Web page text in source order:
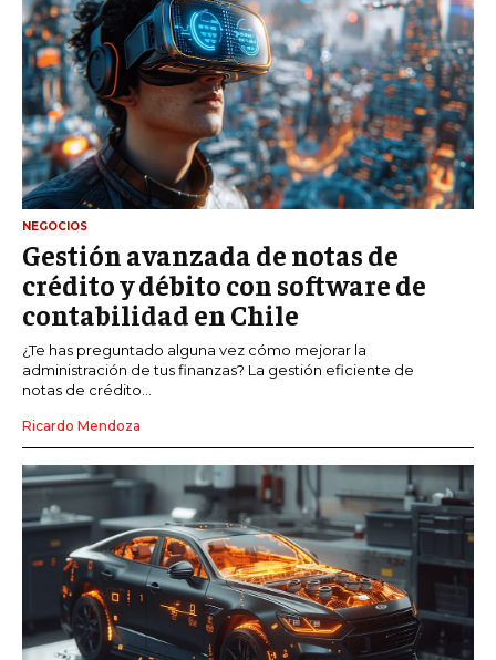
NEGOCIOS
Gestión avanzada de notas de
crédito y débito con software de
contabilidad en Chile
¿Te has preguntado alguna vez cómo mejorar la
administración de tus finanzas? La gestión eficiente de
notas de crédito...
Ricardo Mendoza